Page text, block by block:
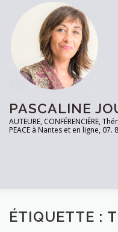
PASCALINE
AUTEURE, CONFÉRENCIÈRE,
PEACE à Nantes et en ligne, 07.
PRENEZ RDV
ÉTIQUETTE :